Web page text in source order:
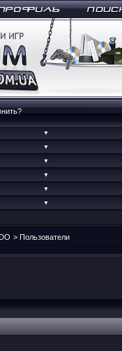
▼
▼
▼
▼
▼
▼
> Пользователи